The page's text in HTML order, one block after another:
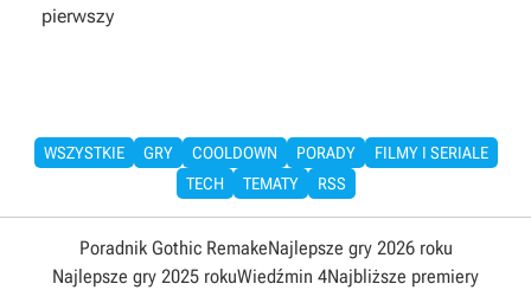
pierwszy
WSZYSTKIE GRY COOLDOWN PORADY
FILMY I SERIALE
TECH
TEMATY RSS
Poradnik Gothic RemakeNajlepsze gry 2026 roku
Najlepsze gry 2025 rokuWiedźmin 4Najbliższe premiery